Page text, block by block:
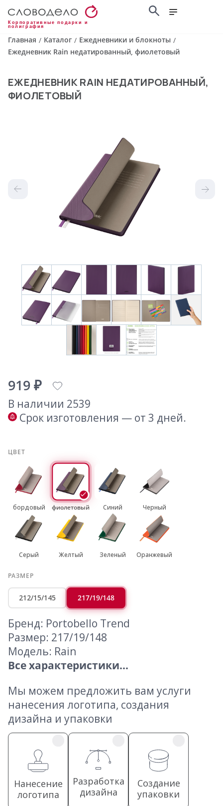
Корпоративные подарки и
полиграфия
Главная / Каталог / Ежедневники и блокноты /
Ежедневник Rain недатированный, фиолетовый
ЕЖЕДНЕВНИК RAIN НЕДАТИРОВАННЫЙ,
ФИОЛЕТОВЫЙ
919 ₽
В наличии 2539
Срок изготовления — от 3 дней.
ЦВЕТ
бордовый фиолетовый Синий Черный
Серый Желтый Зеленый Оранжевый
РАЗМЕР
212/15/145 217/19/148
Бренд: Portobello Trend
Размер: 217/19/148
Модель: Rain
Все характеристики...
Мы можем предложить вам услуги
нанесения логотипа, создания
дизайна и упаковки
Нанесение
логотипа
Разработка
дизайна
Создание
упаковки